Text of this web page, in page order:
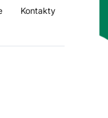
Kontakty